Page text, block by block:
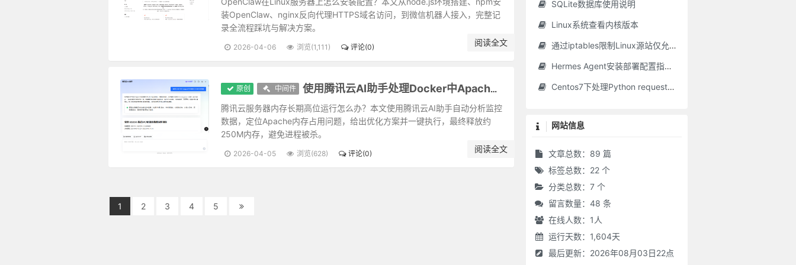
欹器以满覆，扑满以空全。故君子宁居无不居有，宁处缺不处完。
名根未拔者，纵轻千乘甘一瓢，总堕尘情；客气未融者，虽泽四海利万世，终为剩技。
人知名位为乐，不知无名无位之乐为最真；人知饥寒为忧，不知不饥不寒之忧为更甚。
天之机缄不测，抑而伸，伸而抑，皆是播弄英雄、颠倒豪杰处。君子只是逆来顺受，居安思危，天亦无所用其伎俩矣。
躁性者火炽，遇物则焚；寡恩者冰清，逢物必杀；凝滞固执者，如死水腐木，生机已绝。俱难建功业而延福祉。
福不可徼，养喜神以为召福之本而已；祸不可避，去杀机以为远祸之方而已。
十语九中未必称奇，一语不中则愆尤骈集；十谋九成未必归功，一谋不成则訾议丛兴。君子所以宁默毋躁，宁拙毋巧。
天地之气，暖则生，寒则杀。故性气清冷者，受享亦凉薄；惟和气热心之人，其福亦厚，其泽也长。
天理路上甚宽，稍游心，胸中便觉广大宏朗；人欲路上甚窄，才寄迹，眼前俱是荆棘泥涂。
装OpenClaw、nginx反向代理HTTPS域名访问，到微信机器人接入，完整记
录全流程踩坑与解决方案。
2026-04-06 浏览(1,111) 评论(0) 阅读全文
原创 中间件
使用腾讯云AI助手处理Docker中Apache内存问题
腾讯云服务器内存长期高位运行怎么办？本文使用腾讯云AI助手自动分析监控
数据，定位Apache内存占用问题，给出优化方案并一键执行，最终释放约
250M内存，避免进程被杀。
2026-04-05 浏览(628) 评论(0) 阅读全文
1 2 3 4 5
SQLite数据库使用说明
Linux系统查看内核版本
通过iptables限制Linux源站仅允许CDN回源IP访问
Hermes Agent安装部署配置指南（含零成本接入方案）
Centos7下处理Python requests库SSL模块不可用问题
网站信息
文章总数：89 篇
标签总数：22 个
分类总数：7 个
留言数量：48 条
在线人数： 1 人
运行天数：1,604天
最后更新：2026年08月03日22点